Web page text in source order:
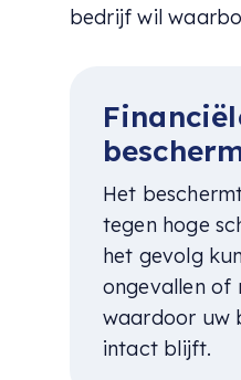
bedrijf wil
Het
tegen hoge
het gevolg
ongevallen of
waardoor uw
intact blijft.